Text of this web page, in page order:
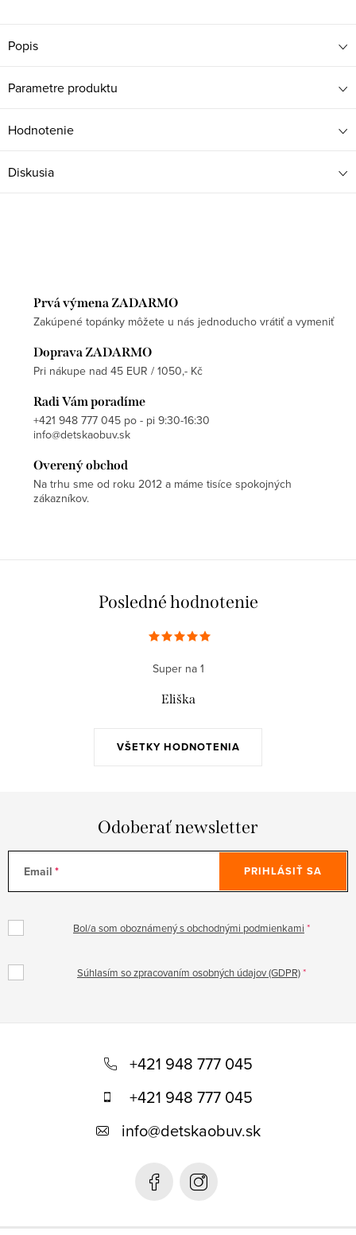
Popis
Parametre produktu
Hodnotenie
Diskusia
Prvá výmena ZADARMO
Zakúpené topánky môžete u nás jednoducho vrátiť a vymeniť
Doprava ZADARMO
Pri nákupe nad 45 EUR / 1050,- Kč
Radi Vám poradíme
+421 948 777 045 po - pi 9:30-16:30
info@detskaobuv.sk
Overený obchod
Na trhu sme od roku 2012 a máme tisíce spokojných
zákazníkov.
Posledné hodnotenie
VŠETKY HODNOTENIA
Super na 1
Eliška
Odoberať newsletter
Email
Bol/a som oboznámený s obchodnými podmienkami
Súhlasím so zpracovaním osobných údajov (GDPR)
PRIHLÁSIŤ SA
+421 948 777 045
+421 948 777 045
info@detskaobuv.sk